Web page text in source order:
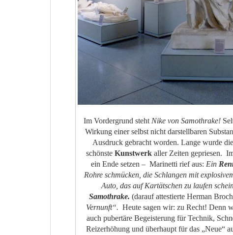
Im Vordergrund steht Nike von Samothrake!
Wirkung einer selbst nicht darstellbaren
Ausdruck gebracht worden. Lange wurde
schönste Kunstwerkaller Zeiten gepriesen.
ein Ende setzen – Marinetti rief aus: Ein
Rohre schmücken, die Schlangen mit
Auto, das auf Kartätschen zu laufen
Samothrake. (darauf attestierte Herman
Vernunft“. Heute sagen wir: zu Recht! Denn
auch pubertäre Begeisterung für Technik,
Reizerhöhung und überhaupt für das „Neue“